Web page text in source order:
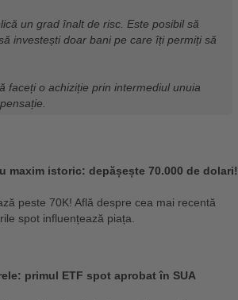
un grad înalt de risc. Este posibil să
investești doar bani pe care îți permiți să
faceți o achiziție prin intermediul unuia
maxim istoric: depășește 70.000 de dolari!
peste 70K! Află despre cea mai recentă
spot influențează piața.
primul ETF spot aprobat în SUA